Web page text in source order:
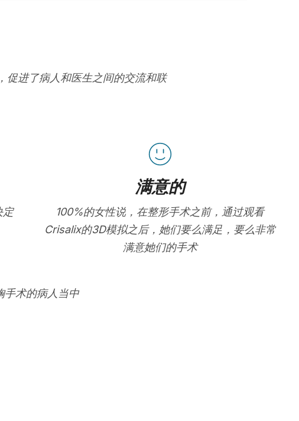
促进了病人和医生之间的交流和联
定
满意的
100%的女性说，在整形手术之前，通过观看
Crisalix的3D模拟之后，她们要么满足，要么非常
满意她们的手术
手术的病人当中